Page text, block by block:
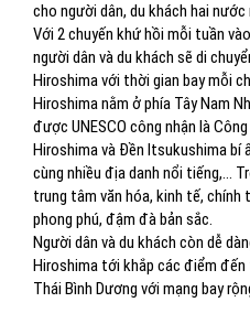
cho người dân, du khách hai nước
Với 2 chuyến khứ hồi mỗi tuần
người dân và du khách sẽ di
Hiroshima với thời gian bay mỗi
Hiroshima nằm ở phía Tây Nam
được UNESCO công nhận là
Hiroshima và Đền Itsukushima bí
cùng nhiều địa danh nổi tiếng,…
trung tâm văn hóa, kinh tế,
phong phú, đậm đà bản sắc.
Người dân và du khách còn dễ
Hiroshima tới khắp các điểm
Thái Bình Dương với mạng bay